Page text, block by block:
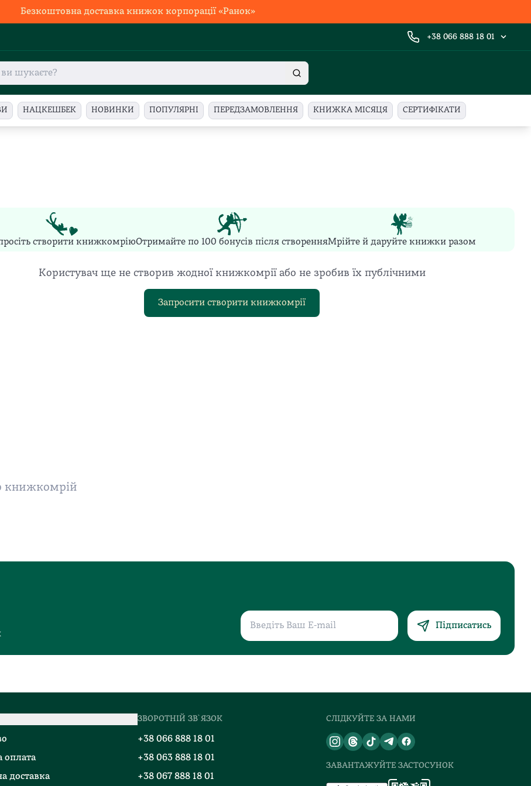
Безкоштовна доставка книжок корпорації «Ранок»
+38 066 888 18 01
НАЦКЕШБЕК НОВИНКИ ПОПУЛЯРНІ ПЕРЕДЗАМОВЛЕННЯ КНИЖКА МІСЯЦЯ СЕРТИФІКАТИ
створити книжкомріюОтримайте по 100 бонусів після створенняМрійте й даруйте книжки разом
Користувач ще не створив жодної книжкомрії або не зробив їх публічними
Запросити створити книжкомрії
книжкомрій
Підписатись
оплата
доставка
ЗВОРОТНІЙ ЗВ`ЯЗОК
+38 066 888 18 01
+38 063 888 18 01
+38 067 888 18 01
СЛІДКУЙТЕ ЗА НАМИ
ЗАВАНТАЖУЙТЕ ЗАСТОСУНОК